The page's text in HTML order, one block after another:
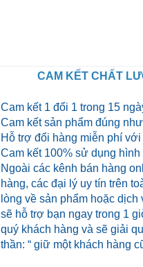
CAM KẾT CHẤT
Cam kết 1 đổi 1 trong 15
Cam kết sản phẩm đúng
Hỗ trợ đổi hàng miễn phí
Cam kết 100% sử dụng
Ngoài các kênh bán hàng
hàng, các đại lý uy tín trên
lòng về sản phẩm hoặc
sẽ hỗ trợ bạn ngay trong 1
quý khách hàng và sẽ giải
thần: “ giữ một khách hàng